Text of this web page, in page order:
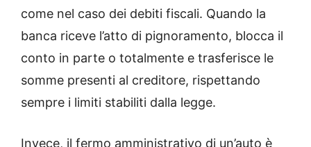
come nel caso dei debiti fiscali. Quando la
banca riceve l’atto di pignoramento, blocca il
conto in parte o totalmente e trasferisce le
somme presenti al creditore, rispettando
sempre i limiti stabiliti dalla legge.
Invece, il fermo amministrativo di un’auto è